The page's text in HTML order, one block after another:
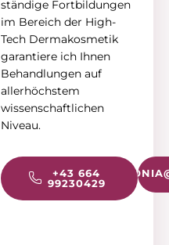
ständige Fortbildungen
im Bereich der High-
Tech Dermakosmetik
garantiere ich Ihnen
Behandlungen auf
allerhöchstem
wissenschaftlichen
Niveau.
‎+43 664
99230429